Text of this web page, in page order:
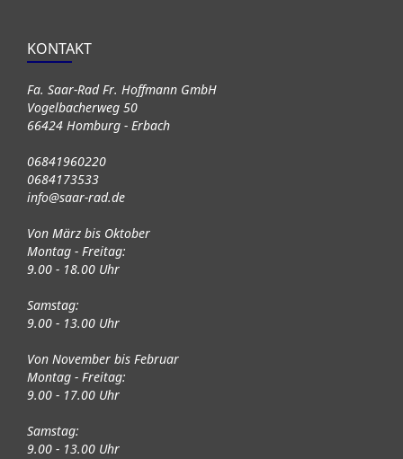
KONTAKT
Fa. Saar-Rad Fr. Hoffmann GmbH
Vogelbacherweg 50
66424 Homburg - Erbach
06841960220
0684173533
info@saar-rad.de
Von März bis Oktober
Montag - Freitag:
9.00 - 18.00 Uhr
Samstag:
9.00 - 13.00 Uhr
Von November bis Februar
Montag - Freitag:
9.00 - 17.00 Uhr
Samstag:
9.00 - 13.00 Uhr